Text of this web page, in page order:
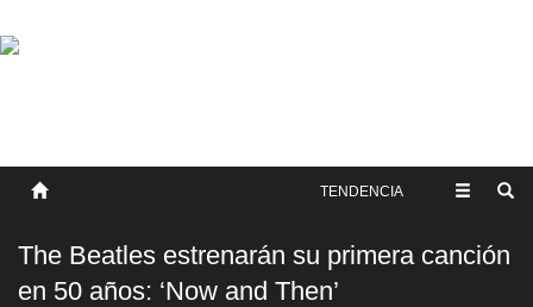
SOBRE NOSOTROS
TENDENCIA
The Beatles estrenarán su primera canción
en 50 años: ‘Now and Then’